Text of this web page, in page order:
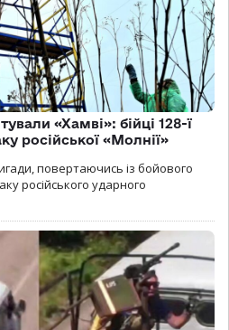
«Хамві»: бійці 128-ї
російської «Молнії»
повертаючись із бойового
російського ударного